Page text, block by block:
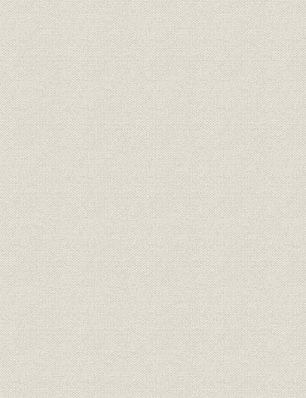
第二章 当社の経営の概要
第一節 当期間の経営の概要
第二節 当社の業容
第三章 各部門の活動の状況
第一節 山林部門
第二節 国内材部門
第三節 外材部門(直輸入材)
第四節 建材部門
第五節 住宅部門
第六節 緑化事業部
第七節 調査、研究、開発関係部門
第八節 本社管理部門
第四章 子会社等
第四部 総合住宅関連企業体制の確立(最近一〇年間の歩み)